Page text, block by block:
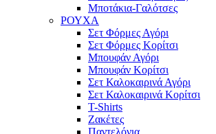
Μποτάκια-Γαλότσες
ΡΟΥΧΑ
Σετ Φόρμες Αγόρι
Σετ Φόρμες Κορίτσι
Μπουφάν Αγόρι
Μπουφάν Κορίτσι
Σετ Καλοκαιρινά Αγόρι
Σετ Καλοκαιρινά Κορίτσι
T-Shirts
Ζακέτες